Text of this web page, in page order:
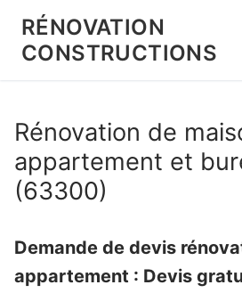
contenu
RÉNOVATION
CONSTRUCTIONS
Rénovation de
appartement et
(63300)
Demande de devis
appartement : Devis